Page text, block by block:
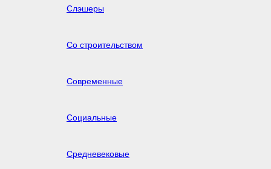
Слэшеры
Со строительством
Современные
Социальные
Средневековые